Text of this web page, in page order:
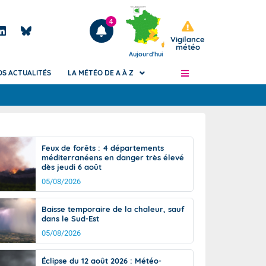
Articles
4
Aujourd'hui
Vigilance
météo
de
Phénomènes dangereux de J+2 à J+7
Avertissement pluies intenses à l'échelle
des communes (Apic)
Bulletins Marine
Bulletins d'estimation du risque
d'avalanche
Météo des forêts
Vigicrues
ACTUALITÉS LA MÉTÉO DE A À Z
Feux de forêts : 4 départements
méditerranéens en danger très élevé
dès jeudi 6 août
05/08/2026
Baisse temporaire de la chaleur, sauf
dans le Sud-Est
05/08/2026
Éclipse du 12 août 2026 : Météo-